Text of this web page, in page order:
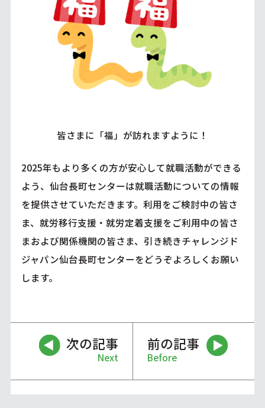
皆さまに「福」が訪れますように！
2025年もより多くの方が安心して就職活動ができる
よう、仙台長町センターは就職活動についての情報
を提供させていただきます。利用をご検討中の皆さ
ま、就労移行支援・就労定着支援をご利用中の皆さ
まおよび関係機関の皆さま、引き続きチャレンジド
ジャパン仙台長町センターをどうぞよろしくお願い
します。
次の記事
Next
前の記事
Before